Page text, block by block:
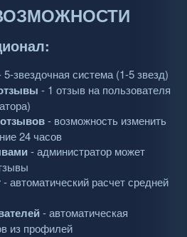
5-звездочная система (1-5 звезд)
- 1 отзыв на пользователя
- возможность изменить
24 часов
- администратор может
- автоматический расчет средней
- автоматическая
из профилей